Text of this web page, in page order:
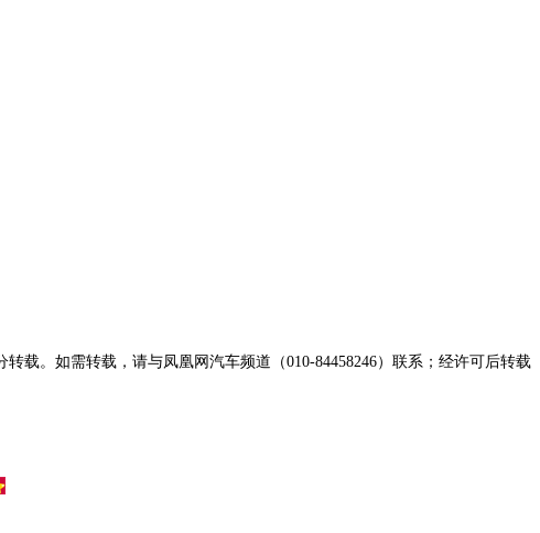
载。如需转载，请与凤凰网汽车频道（010-84458246）联系；经许可后转载